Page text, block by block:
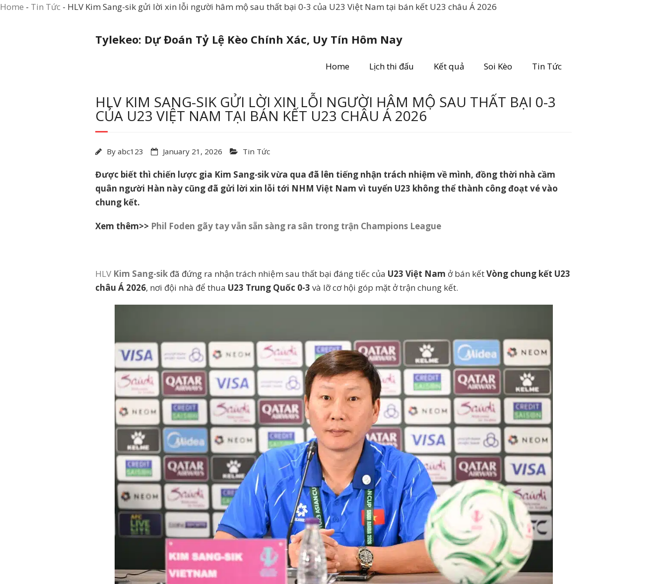
Home - Tin Tức - HLV Kim Sang-sik gửi lời xin lỗi người hâm mộ sau thất bại 0-3 của U23 Việt Nam tại bán kết U23 châu Á 2026
Tylekeo: Dự Đoán Tỷ Lệ Kèo Chính Xác, Uy Tín Hôm Nay
Home Lịch thi đấu Kết quả Soi Kèo Tin Tức
HLV KIM SANG-SIK GỬI LỜI XIN LỖI NGƯỜI HÂM MỘ SAU THẤT BẠI 0-3
CỦA U23 VIỆT NAM TẠI BÁN KẾT U23 CHÂU Á 2026
By abc123 January 21, 2026 Tin Tức
Được biết thì chiến lược gia Kim Sang-sik vừa qua đã lên tiếng nhận trách nhiệm về mình, đồng thời nhà cầm
quân người Hàn này cũng đã gửi lời xin lỗi tới NHM Việt Nam vì tuyển U23 không thể thành công đoạt vé vào
chung kết.
Xem thêm>> Phil Foden gãy tay vẫn sẵn sàng ra sân trong trận Champions League
HLV Kim Sang-sik đã đứng ra nhận trách nhiệm sau thất bại đáng tiếc của U23 Việt Nam ở bán kếtVòng chung kết U23
châu Á 2026, nơi đội nhà để thua U23 Trung Quốc 0-3 và lỡ cơ hội góp mặt ở trận chung kết.